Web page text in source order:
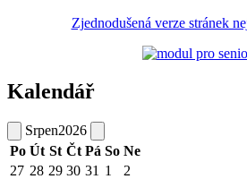
Zjednodušená verze stránek
Kalendář
Srpen2026
Po Út St Čt Pá So Ne
27 28 29 30 31 1
2